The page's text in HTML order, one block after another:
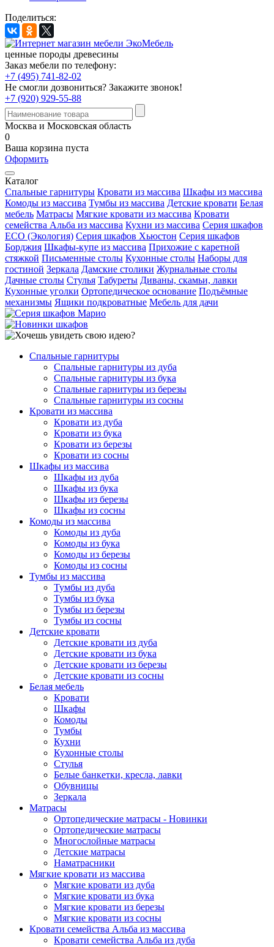
Поделиться:
ценные породы древесины
Заказ мебели по телефону:
+7 (495) 741-82-02
Не смогли дозвониться? Закажите звонок!
+7 (920) 929-55-88
Москва и Московская область
0
Ваша корзина пуста
Оформить
Каталог
Спальные гарнитуры Кровати из массива Шкафы из массива
Комоды из массива Тумбы из массива Детские кровати Белая
мебель Матрасы Мягкие кровати из массива Кровати
семейства Альба из массива Кухни из массива Серия шкафов
ECO (Экология) Серия шкафов Хьюстон Серия шкафов
Борджия Шкафы-купе из массива Прихожие с каретной
стяжкой Письменные столы Кухонные столы Наборы для
гостиной Зеркала Дамские столики Журнальные столы
Дачные столы Стулья Табуреты Диваны, скамьи, лавки
Кухонные уголки Ортопедическое основание Подъёмные
механизмы Ящики подкроватные Мебель для дачи
Спальные гарнитуры
Спальные гарнитуры из дуба
Спальные гарнитуры из бука
Спальные гарнитуры из березы
Спальные гарнитуры из сосны
Кровати из массива
Кровати из дуба
Кровати из бука
Кровати из березы
Кровати из сосны
Шкафы из массива
Шкафы из дуба
Шкафы из бука
Шкафы из березы
Шкафы из сосны
Комоды из массива
Комоды из дуба
Комоды из бука
Комоды из березы
Комоды из сосны
Тумбы из массива
Тумбы из дуба
Тумбы из бука
Тумбы из березы
Тумбы из сосны
Детские кровати
Детские кровати из дуба
Детские кровати из бука
Детские кровати из березы
Детские кровати из сосны
Белая мебель
Кровати
Шкафы
Комоды
Тумбы
Кухни
Кухонные столы
Стулья
Белые банкетки, кресла, лавки
Обувницы
Зеркала
Матрасы
Ортопедические матрасы - Новинки
Ортопедические матрасы
Многослойные матрасы
Детские матрасы
Наматрасники
Мягкие кровати из массива
Мягкие кровати из дуба
Мягкие кровати из бука
Мягкие кровати из березы
Мягкие кровати из сосны
Кровати семейства Альба из массива
Кровати семейства Альба из дуба